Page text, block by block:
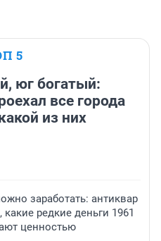
5
юг богатый:
все города
из них
заработать: антиквар
редкие деньги 1961
ценностью